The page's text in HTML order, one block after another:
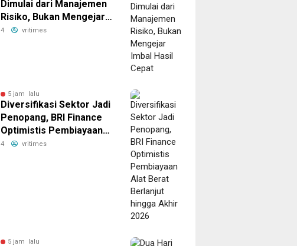
Dimulai dari Manajemen
Risiko, Bukan Mengejar
Imbal Hasil Cepat
4 vritimes
5 jam lalu
Diversifikasi Sektor Jadi
Penopang, BRI Finance
Optimistis Pembiayaan
Alat Berat Berlanjut
4 vritimes
5 jam lalu